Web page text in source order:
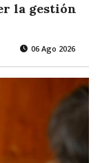
la gestión
06 Ago 2026